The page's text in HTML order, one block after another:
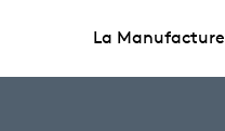
La Manufacture